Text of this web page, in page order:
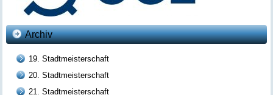
Archiv
19. Stadtmeisterschaft
20. Stadtmeisterschaft
21. Stadtmeisterschaft